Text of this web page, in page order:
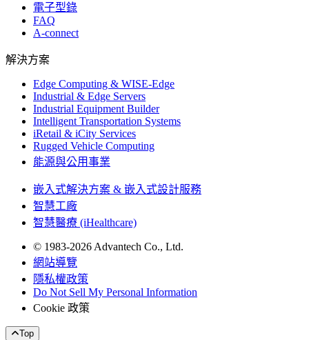
電子型錄
FAQ
A-connect
解決方案
Edge Computing & WISE-Edge
Industrial & Edge Servers
Industrial Equipment Builder
Intelligent Transportation Systems
iRetail & iCity Services
Rugged Vehicle Computing
能源與公用事業
嵌入式解決方案 & 嵌入式設計服務
智慧工廠
智慧醫療 (iHealthcare)
© 1983-2026 Advantech Co., Ltd.
網站導覽
隱私權政策
Do Not Sell My Personal Information
Cookie 政策
Top